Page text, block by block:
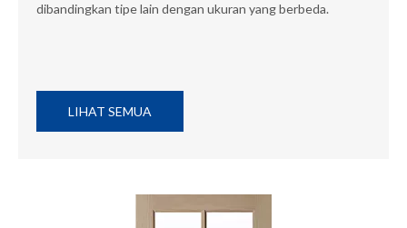
dibandingkan tipe lain dengan ukuran yang berbeda.
LIHAT SEMUA